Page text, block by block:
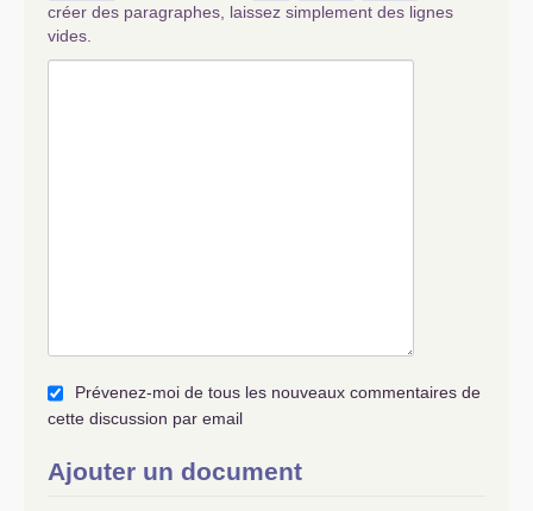
créer des paragraphes, laissez simplement des lignes
vides.
Prévenez-moi de tous les nouveaux commentaires de
cette discussion par email
Ajouter un document